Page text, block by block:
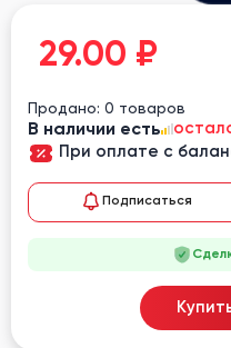
29.00 ₽
Продано: 0 товаров
В наличии есть
При оплате с
Подписаться